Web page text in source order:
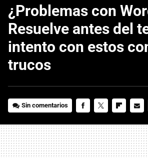
¿Problemas con
Resuelve antes del
intento con estos
trucos
Sin comentarios
MAIL